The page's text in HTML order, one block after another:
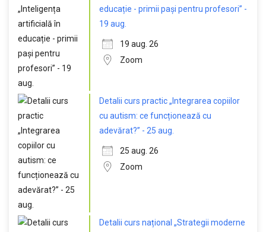
educație - primii pași pentru profesori” -
19 aug.
19 aug. 26
Zoom
Detalii curs practic „Integrarea copiilor
cu autism: ce funcționează cu
adevărat?” - 25 aug.
25 aug. 26
Zoom
Detalii curs național „Strategii moderne